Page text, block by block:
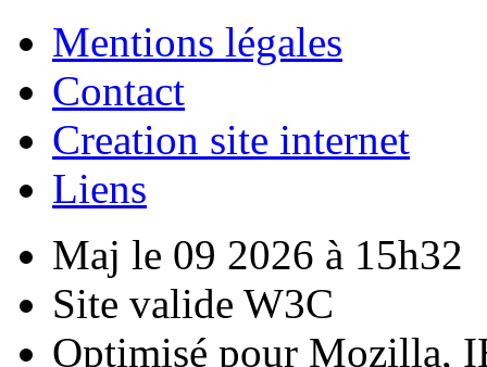
Mentions légales
Contact
Creation site internet
Liens
Maj le 09 2026 à 15h32
Site valide W3C
Optimisé pour Mozilla,